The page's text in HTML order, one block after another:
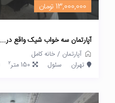
13,000,000 تومان
آپارتمان سه خواب شیک واقع در...
آپارتمان /خانه کامل
تهران
سئول 150 متر 2